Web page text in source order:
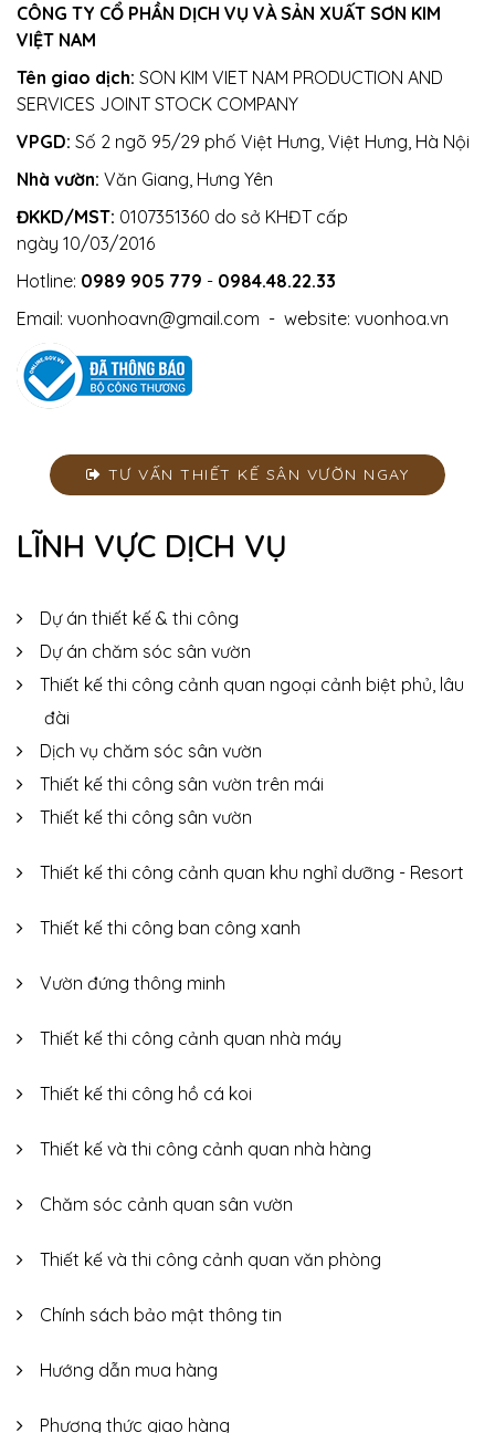
CÔNG TY CỔ PHẦN DỊCH VỤ VÀ SẢN XUẤT SƠN KIM
VIỆT NAM
Tên giao dịch: SON KIM VIET NAM PRODUCTION AND
SERVICES JOINT STOCK COMPANY
VPGD: Số 2 ngõ 95/29 phố Việt Hưng, Việt Hưng, Hà Nội
Nhà vườn: Văn Giang, Hưng Yên
ĐKKD/MST: 0107351360 do sở KHĐT cấp
ngày 10/03/2016
Hotline: 0989 905 779 - 0984.48.22.33
Email: vuonhoavn@gmail.com - website: vuonhoa.vn
TƯ VẤN THIẾT KẾ SÂN VƯỜN NGAY
LĨNH VỰC DỊCH VỤ
Dự án thiết kế & thi công
Dự án chăm sóc sân vườn
Thiết kế thi công cảnh quan ngoại cảnh biệt phủ, lâu
đài
Dịch vụ chăm sóc sân vườn
Thiết kế thi công sân vườn trên mái
Thiết kế thi công sân vườn
Thiết kế thi công cảnh quan khu nghỉ dưỡng - Resort
Thiết kế thi công ban công xanh
Vườn đứng thông minh
Thiết kế thi công cảnh quan nhà máy
Thiết kế thi công hồ cá koi
Thiết kế và thi công cảnh quan nhà hàng
Chăm sóc cảnh quan sân vườn
Thiết kế và thi công cảnh quan văn phòng
Chính sách bảo mật thông tin
Hướng dẫn mua hàng
Phương thức giao hàng